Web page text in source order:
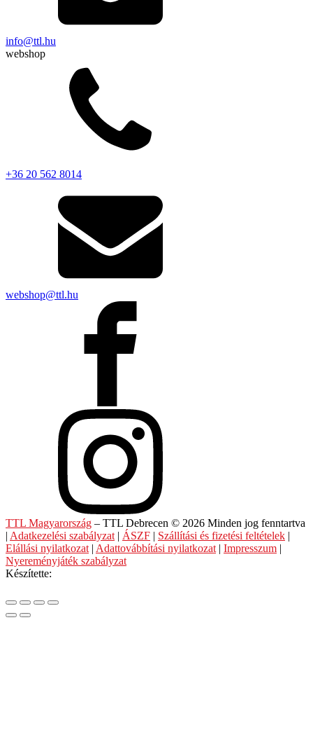
info@ttl.hu
webshop
+36 20 562 8014
webshop@ttl.hu
TTL Magyarország – TTL Debrecen © 2026 Minden jog fenntartva
| Adatkezelési szabályzat | ÁSZF | Szállítási és fizetési feltételek |
Elállási nyilatkozat | Adattovábbítási nyilatkozat | Impresszum |
Nyereményjáték szabályzat
Készítette: